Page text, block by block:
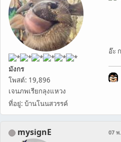
มังกร
โพสต์: 19,896
เจนภพเรียกลุงแหวง
ที่อยู่: บ้านโนนสวรรค์
อ๊ะ
mysignE 07 พ